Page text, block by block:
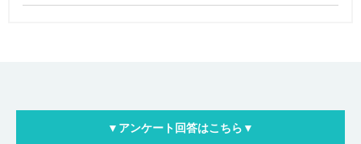
▼アンケート回答はこちら▼